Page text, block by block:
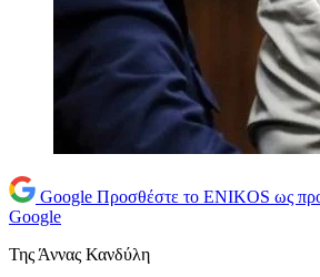
Google Προσθέστε το ENIKOS ως
Google
Της Άννας Κανδύλη